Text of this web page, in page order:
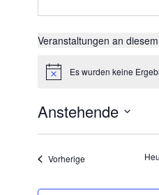
Veranstaltungen an
HinweisEs wurden keine
Anstehende
VorherigeVeranstaltungen